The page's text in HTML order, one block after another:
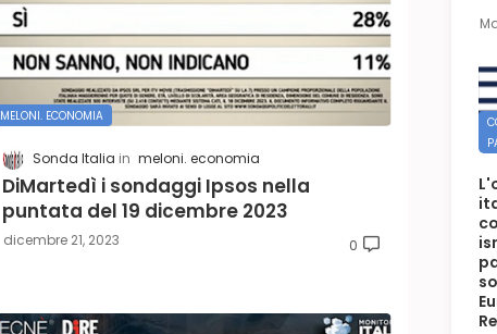
MELONI. ECONOMIA
Sonda Italia meloni. economia
DiMartedì i sondaggi Ipsos nella
puntata del 19 dicembre 2023
dicembre 21, 2023 0